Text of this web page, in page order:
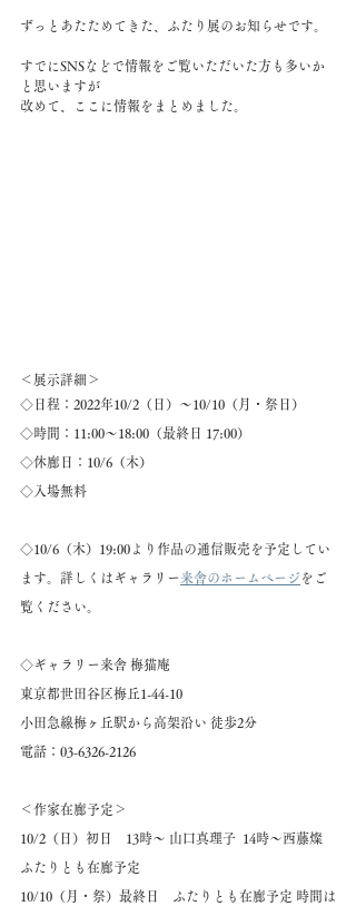
ずっとあたためてきた、ふたり展のお知らせです。
すでにSNSなどで情報をご覧いただいた方も多いか
と思いますが
改めて、ここに情報をまとめました。
＜展示詳細＞
◇日程：2022年10/2（日）〜10/10（月・祭日）
◇時間：11:00〜18:00（最終日 17:00）
◇休廊日：10/6（木）
◇入場無料
◇10/6（木）19:00より作品の通信販売を予定してい
ます。詳しくはギャラリー 来舎のホームページ をご
覧ください。
◇ギャラリー来舎 梅猫庵
東京都世田谷区梅丘1-44-10
小田急線梅ヶ丘駅から高架沿い 徒歩2分
電話：03-6326-2126
＜作家在廊予定＞
10/2（日）初日　13時〜 山口真理子  14時〜西藤燦
ふたりとも在廊予定
10/10（月・祭）最終日　ふたりとも在廊予定 時間は